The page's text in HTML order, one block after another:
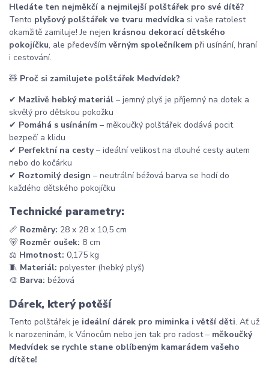
Hledáte ten nejměkčí a nejmilejší polštářek pro své dítě?
Tento plyšový polštářek ve tvaru medvídka si vaše ratolest
okamžitě zamiluje! Je nejen krásnou dekorací dětského
pokojíčku, ale především věrným společníkem při usínání, hraní
i cestování.
🧸 Proč si zamilujete polštářek Medvídek?
✔ Mazlivě hebký materiál – jemný plyš je příjemný na dotek a
skvělý pro dětskou pokožku
✔ Pomáhá s usínáním – měkoučký polštářek dodává pocit
bezpečí a klidu
✔ Perfektní na cesty– ideální velikost na dlouhé cesty autem
nebo do kočárku
✔ Roztomilý design – neutrální béžová barva se hodí do
každého dětského pokojíčku
Technické parametry:
📏 Rozměry: 28 x 28 x 10,5 cm
🐻 Rozměr oušek: 8 cm
⚖ Hmotnost: 0,175 kg
🧵 Materiál: polyester (hebký plyš)
🎨 Barva: béžová
Dárek, který potěší
Tento polštářek je ideální dárek pro miminka i větší děti. Ať už
k narozeninám, k Vánocům nebo jen tak pro radost – měkoučký
Medvídek se rychle stane oblíbeným kamarádem vašeho
dítěte!